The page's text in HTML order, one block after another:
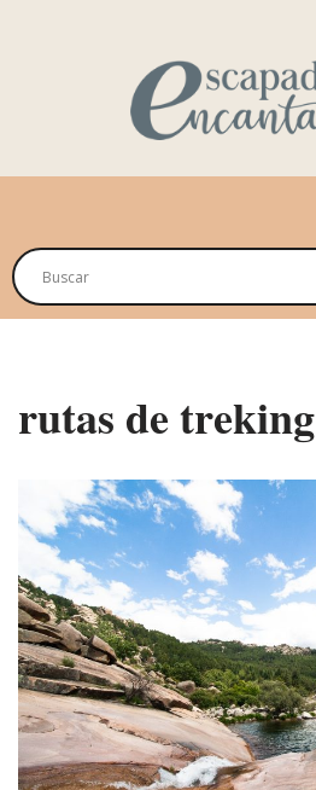
rutas de treking